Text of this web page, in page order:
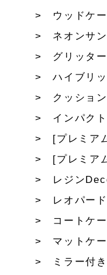
ウッドケ
ネオンサ
グリッタ
ハイブリ
クッショ
インパク
[プレミア
[プレミア
レジン
レオパー
コートケ
マットケ
ミラー付